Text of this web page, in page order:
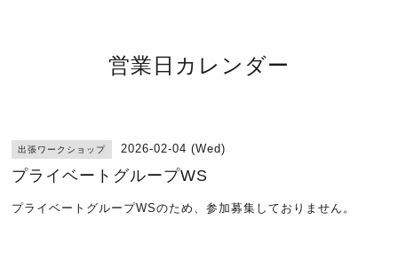
営業日カレンダー
出張ワークショップ 2026-02-04 (Wed)
プライベートグループWS
プライベートグループWSのため、参加募集しておりません。